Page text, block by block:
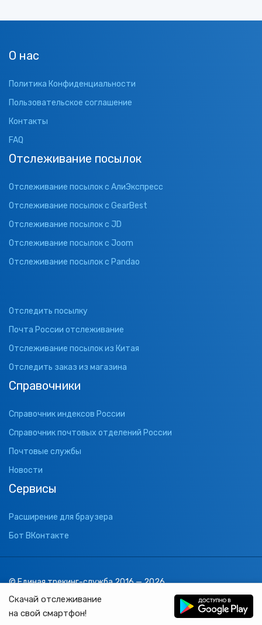
Скачай отслеживание
на свой смартфон!
О нас
Политика Конфиденциальности
Пользовательское соглашение
Контакты
FAQ
Отслеживание посылок
Отслеживание посылок с АлиЭкспресс
Отслеживание посылок с GearBest
Отслеживание посылок с JD
Отслеживание посылок с Joom
Отслеживание посылок с Pandao
Отследить посылку
Почта России отслеживание
Отслеживание посылок из Китая
Отследить заказ из магазина
Справочники
Справочник индексов России
Справочник почтовых отделений России
Почтовые службы
Новости
Сервисы
Расширение для браузера
Бот ВКонтакте
© Единая трекинг-служба 2016 — 2026
support@1track.ru
1track.ru